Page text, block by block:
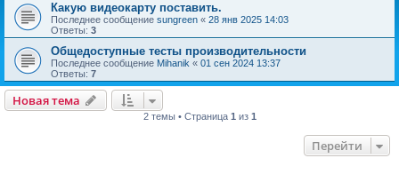
Какую видеокарту поставить.
Последнее сообщение sungreen « 28 янв 2025 14:03
Ответы: 3
Общедоступные тесты производительности
Последнее сообщение Mihanik « 01 сен 2024 13:37
Ответы: 7
Новая тема
2 темы • Страница 1 из 1
Перейти